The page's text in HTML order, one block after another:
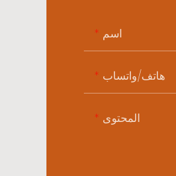
اسم
هاتف/واتساب
المحتوى